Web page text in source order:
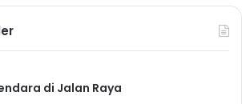
di Jalan Raya